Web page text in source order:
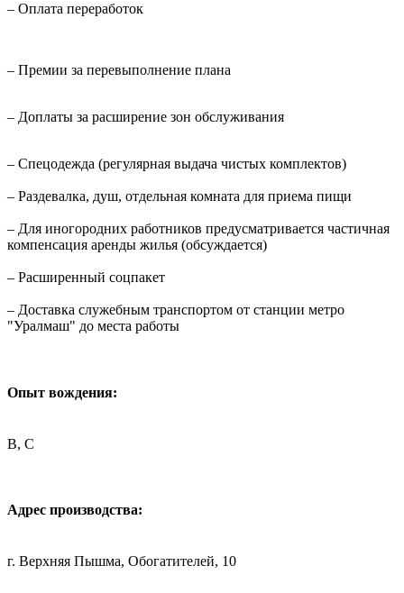
– Оплата переработок
– Премии за перевыполнение плана
– Доплаты за расширение зон обслуживания
– Спецодежда (регулярная выдача чистых комплектов)
– Раздевалка, душ, отдельная комната для приема пищи
– Для иногородних работников предусматривается частичная
компенсация аренды жилья (обсуждается)
– Расширенный соцпакет
– Доставка служебным транспортом от станции метро
"Уралмаш" до места работы
Опыт вождения:
B, C
Адрес производства:
г. Верхняя Пышма, Обогатителей, 10